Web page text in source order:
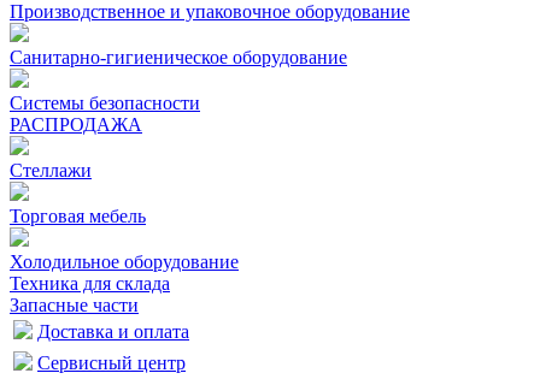
Производственное и упаковочное оборудование
Санитарно-гигиеническое оборудование
Системы безопасности
РАСПРОДАЖА
Стеллажи
Торговая мебель
Холодильное оборудование
Техника для склада
Запасные части
Доставка и оплата
Сервисный центр